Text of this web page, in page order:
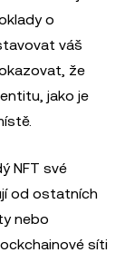
o
váš
že
jako je
NFT své
od ostatních
nebo
síti